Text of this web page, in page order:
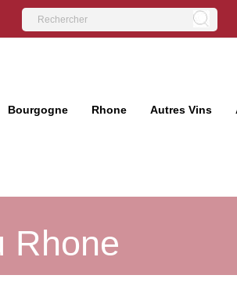
Bourgogne Rhone Autres Vins
Rhone